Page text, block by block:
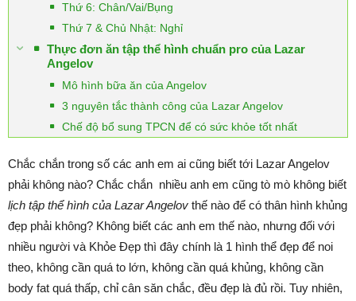
Thứ 6: Chân/Vai/Bụng
Thứ 7 & Chủ Nhật: Nghỉ
Thực đơn ăn tập thể hình chuẩn pro của Lazar
Angelov
Mô hình bữa ăn của Angelov
3 nguyên tắc thành công của Lazar Angelov
Chế độ bổ sung TPCN để có sức khỏe tốt nhất
Chắc chắn trong số các anh em ai cũng biết tới Lazar Angelov
phải không nào? Chắc chắn nhiều anh em cũng tò mò không biết
lịch tập thể hình của Lazar Angelov thế nào để có thân hình khủng
đẹp phải không? Không biết các anh em thế nào, nhưng đối với
nhiều người và Khỏe Đẹp thì đây chính là 1 hình thể đẹp để noi
theo, không cần quá to lớn, không cần quá khủng, không cần
body fat quá thấp, chỉ cân săn chắc, đều đẹp là đủ rồi. Tuy nhiên,